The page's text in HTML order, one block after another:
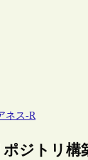
ネス-R
ジトリ構